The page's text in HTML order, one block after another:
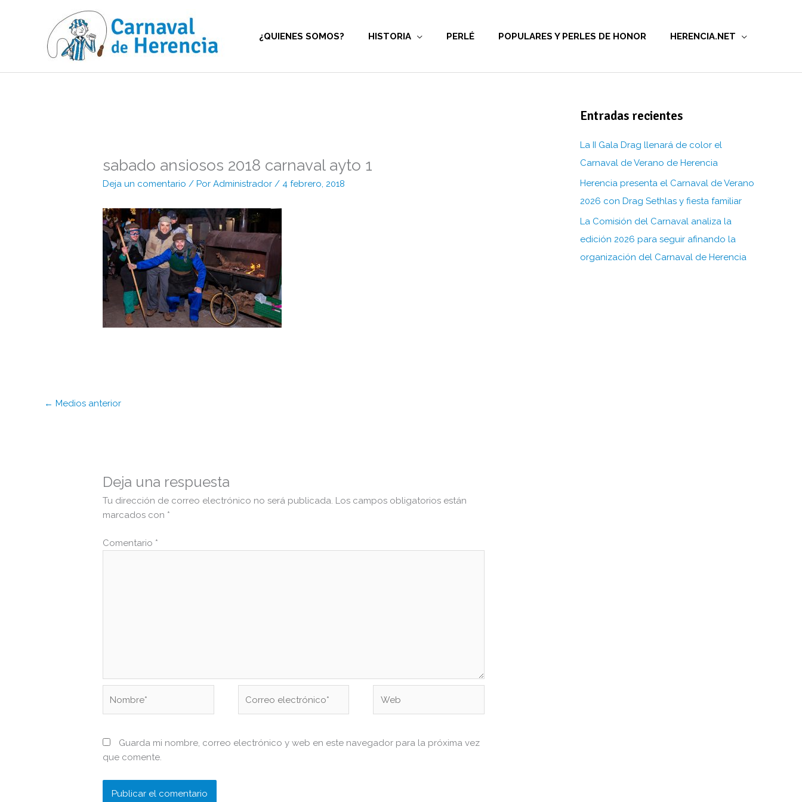
¿QUIENES SOMOS? HISTORIA PERLÉ POPULARES Y PERLES DE HONOR HERENCIA.NET
sabado ansiosos 2018 carnaval ayto 1
Deja un comentario / PorAdministrador/4 febrero, 2018
← Medios anterior
Deja una respuesta
Tu dirección de correo electrónico no será publicada. Los campos obligatorios están
marcados con *
Comentario *
electrónico*
Guarda mi nombre, correo electrónico y web en este navegador para la próxima vez
que comente.
Entradas recientes
La II Gala Drag llenará de color el
Carnaval de Verano de Herencia
Herencia presenta el Carnaval de Verano
2026 con Drag Sethlas y fiesta familiar
La Comisión del Carnaval analiza la
edición 2026 para seguir afinando la
organización del Carnaval de Herencia